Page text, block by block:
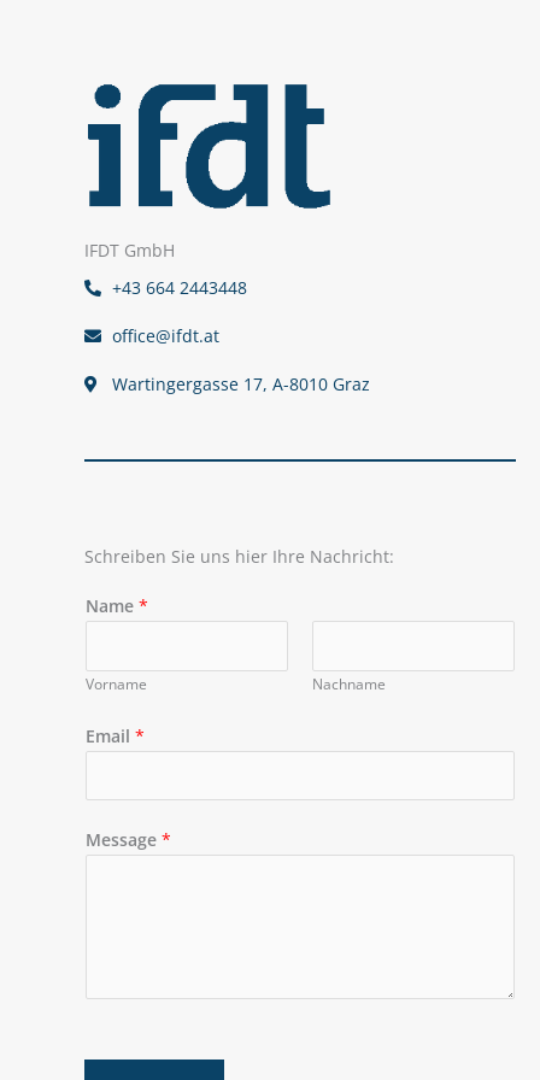
IFDT GmbH
+43 664 2443448
office@ifdt.at
Wartingergasse 17, A-8010 Graz
Schreiben Sie uns hier Ihre Nachricht:​
Name *
Vorname Nachname
Email *
Message *